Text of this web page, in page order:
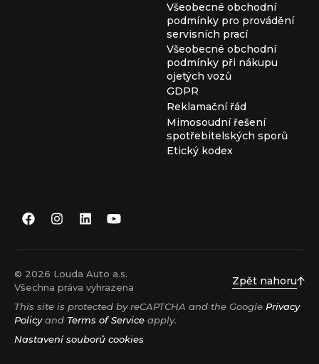
Všeobecné obchodní
podmínky pro provádění
servisních prací
Všeobecné obchodní
podmínky při nákupu
ojetých vozů
GDPR
Reklamační řád
Mimosoudní řešení
spotřebitelských sporů
Etický kodex
© 2026 Louda Auto a.s.
Všechna práva vyhrazena
Zpět nahoru
This site is protected by reCAPTCHA and the Google Privacy
Policyand Terms of Service apply.
Nastavení souborů cookies